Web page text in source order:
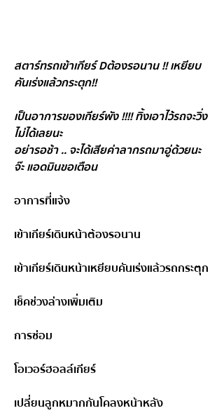
สตาร์ทรถเข้าเกียร์ Dต้องรอนาน !! เหยียบ
คันเร่งแล้วกระตุก!!
เป็นอาการของเกียร์พัง !!!! ทิ้งเอาไว้รถจะวิ่ง
ไม่ได้เลยนะ
อย่ารอช้า .. จะได้เสียค่าลากรถมาอู่ด้วยนะ
จ๊ะ แอดมินขอเตือน
อาการที่แจ้ง
เข้าเกียร์เดินหน้าต้องรอนาน
เข้าเกียร์เดินหน้าเหยียบคันเร่งแล้วรถกระตุก
เช็คช่วงล่างเพิ่มเติม
การซ่อม
โอเวอร์ฮอลล์เกียร์
เปลี่ยนลูกหมากกันโคลงหน้าหลัง